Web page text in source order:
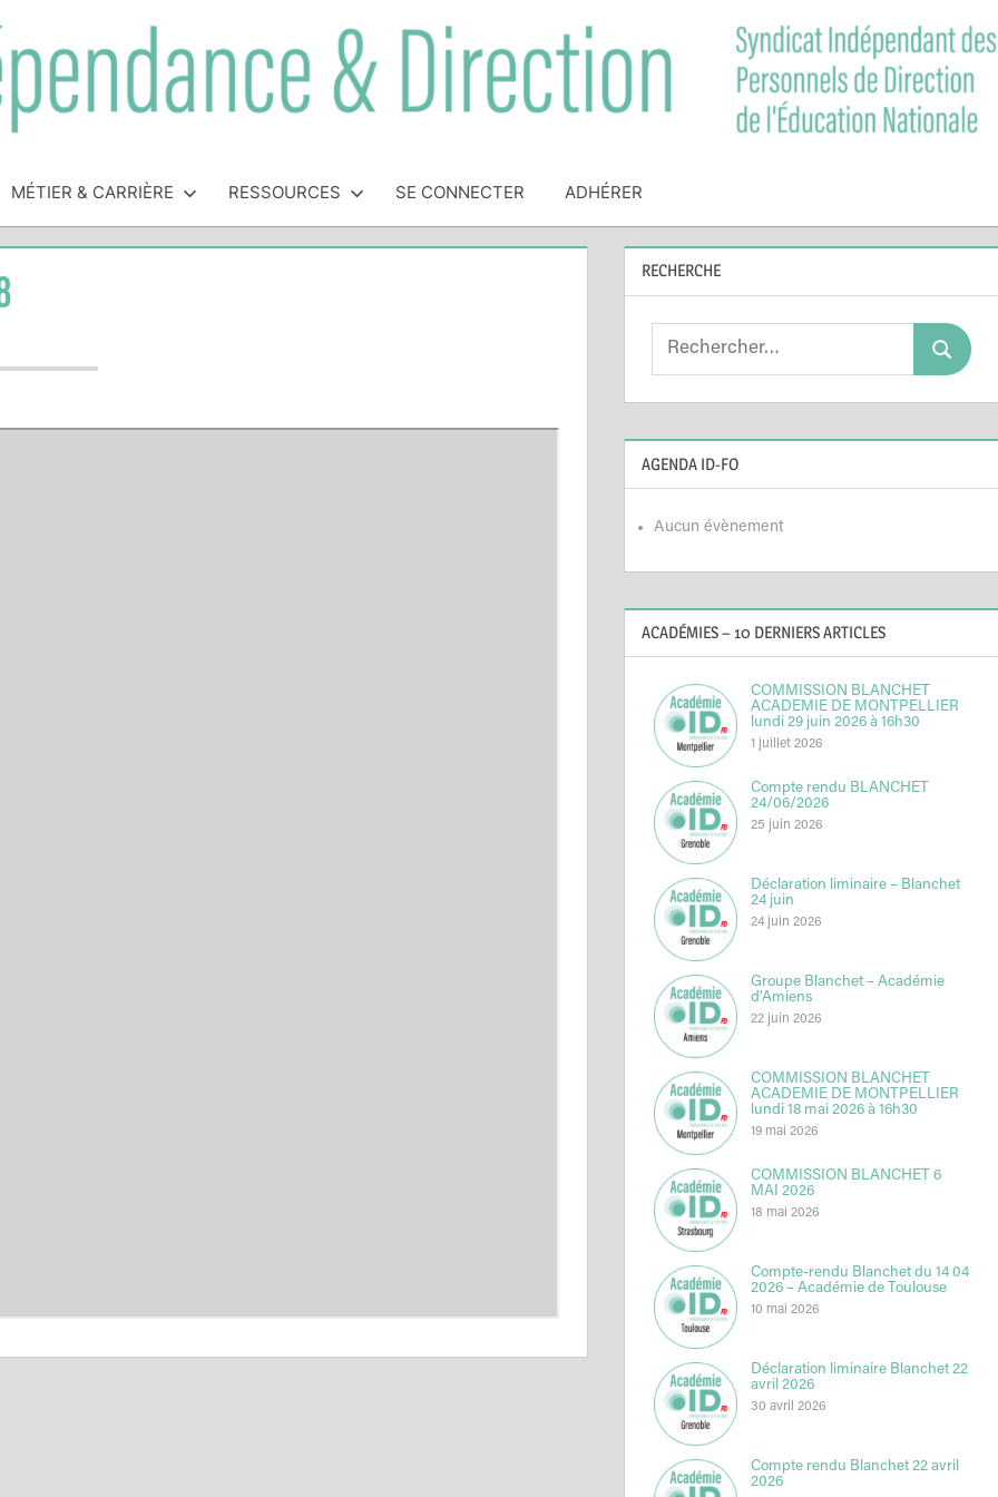
MÉTIER & CARRIÈRE RESSOURCES SE CONNECTER ADHÉRER
RECHERCHE
Search
Search
AGENDA ID-FO
Aucun évènement
ACADÉMIES – 10 DERNIERS ARTICLES
COMMISSION BLANCHET
ACADEMIE DE MONTPELLIER
lundi 29 juin 2026 à 16h30
1 juillet 2026
Compte rendu BLANCHET
24/06/2026
25 juin 2026
Déclaration liminaire – Blanchet
24 juin
24 juin 2026
Groupe Blanchet – Académie
d’Amiens
22 juin 2026
COMMISSION BLANCHET
ACADEMIE DE MONTPELLIER
lundi 18 mai 2026 à 16h30
19 mai 2026
COMMISSION BLANCHET 6
MAI 2026
18 mai 2026
Compte-rendu Blanchet du 14 04
2026 – Académie de Toulouse
10 mai 2026
Déclaration liminaire Blanchet 22
avril 2026
30 avril 2026
Compte rendu Blanchet 22 avril
2026